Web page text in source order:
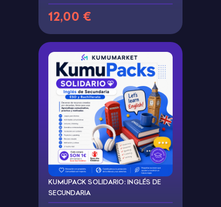
12,00 €
KUMUPACK SOLIDARIO: INGLÉS DE
SECUNDARIA